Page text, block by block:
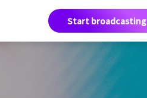
Start broadcasting